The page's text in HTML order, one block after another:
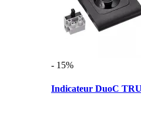
- 15%
Indicateur DuoC